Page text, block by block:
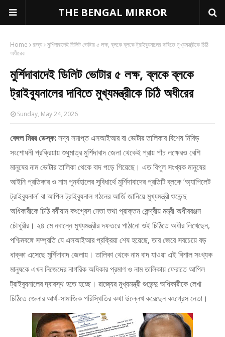
THE BENGAL MIRROR
Home রাজ্য মুর্শিদাবাদেই ডিলিট ভোটার ৫ লক্ষ, ব্লকে ব্লকে ট্রাইব্যুনালের দাবিতে মুখ্যমন্ত্রীকে চিঠি
অধীরের
মুর্শিদাবাদেই ডিলিট ভোটার ৫ লক্ষ, ব্লকে ব্লকে
ট্রাইব্যুনালের দাবিতে মুখ্যমন্ত্রীকে চিঠি অধীরের
Sunday, May 24, 2026
বেঙ্গল মিরর ডেস্ক:সদ্য সমাপ্ত এসআইআর বা ভোটার তালিকার বিশেষ নিবিড়
সংশোধনী প্রক্রিয়ায় শুধুমাত্র মুর্শিদাবাদ জেলা থেকেই প্রায় পাঁচ লক্ষেরও বেশি
মানুষের নাম ভোটার তালিকা থেকে বাদ পড়ে গিয়েছে। এত বিপুল সংখ্যক মানুষের
আইনি প্রতিকার ও নাম পুনর্বহালের সুবিধার্থে মুর্শিদাবাদের প্রতিটি ব্লকে ‘অ্যাপিলেট
ট্রাইব্যুনাল’ বা আপিল ট্রাইব্যুনাল গঠনের আর্জি জানিয়ে মুখ্যমন্ত্রী শুভেন্দু
অধিকারীকে চিঠি বর্ষীয়ান কংগ্রেস নেতা তথা প্রাক্তন কেন্দ্রীয় মন্ত্রী অধীররঞ্জন
চৌধুরীর। ২৪ মে নবান্নে মুখ্যমন্ত্রীর দফতরে পাঠানো ওই চিঠিতে অধীর লিখেছেন,
পশ্চিমবঙ্গে সম্প্রতি যে এসআইআর প্রক্রিয়া শেষ হয়েছে, তার জেরে সবচেয়ে বড়
ধাক্কা এসেছে মুর্শিদাবাদ জেলায়। তালিকা থেকে নাম বাদ যাওয়া এই বিশাল সংখ্যক
মানুষকে এখন নিজেদের নাগরিক অধিকার প্রমাণ ও নাম তালিকায় ফেরাতে আপিল
ট্রাইব্যুনালের দ্বারস্থ হতে হচ্ছে। রাজ্যের মুখ্যমন্ত্রী শুভেন্দু অধিকারীকে লেখা
চিঠিতে জেলার আর্থ-সামাজিক পরিস্থিতির কথা উল্লেখ করেছেন কংগ্রেস নেতা।